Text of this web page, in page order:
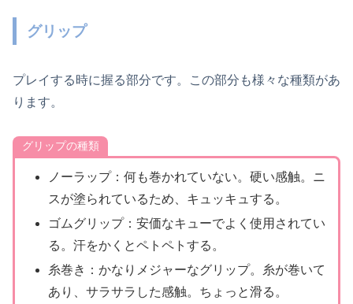
グリップ
プレイする時に握る部分です。この部分も様々な種類があ
ります。
グリップの種類
ノーラップ：何も巻かれていない。硬い感触。ニ
スが塗られているため、キュッキュする。
ゴムグリップ：安価なキューでよく使用されてい
る。汗をかくとペトペトする。
糸巻き：かなりメジャーなグリップ。糸が巻いて
あり、サラサラした感触。ちょっと滑る。